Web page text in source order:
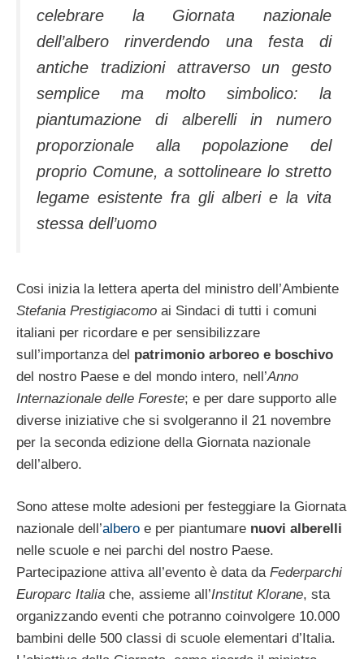
celebrare la Giornata nazionale
dell’albero rinverdendo una festa di
antiche tradizioni attraverso un gesto
semplice ma molto simbolico: la
piantumazione di alberelli in numero
proporzionale alla popolazione del
proprio Comune, a sottolineare lo stretto
legame esistente fra gli alberi e la vita
stessa dell’uomo
Cosi inizia la lettera aperta del ministro dell’Ambiente
Stefania Prestigiacomo ai Sindaci di tutti i comuni
italiani per ricordare e per sensibilizzare
sull’importanza del patrimonio arboreo e boschivo
del nostro Paese e del mondo intero, nell’Anno
Internazionale delle Foreste; e per dare supporto alle
diverse iniziative che si svolgeranno il 21 novembre
per la seconda edizione della Giornata nazionale
dell’albero.
Sono attese molte adesioni per festeggiare la Giornata
nazionale dell’albero e per piantumare nuovi alberelli
nelle scuole e nei parchi del nostro Paese.
Partecipazione attiva all’evento è data daFederparchi
Europarc Italia che, assieme all’Institut Klorane, sta
organizzando eventi che potranno coinvolgere 10.000
bambini delle 500 classi di scuole elementari d’Italia.